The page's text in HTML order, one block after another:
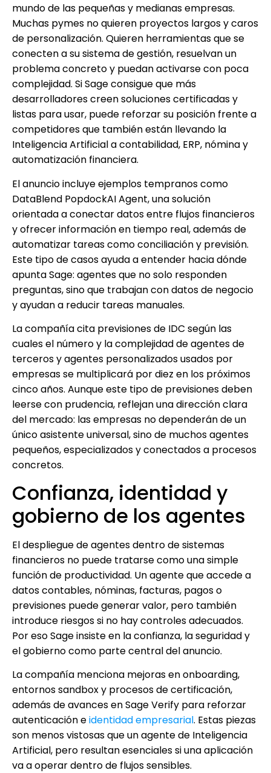
mundo de las pequeñas y medianas empresas.
Muchas pymes no quieren proyectos largos y caros
de personalización. Quieren herramientas que se
conecten a su sistema de gestión, resuelvan un
problema concreto y puedan activarse con poca
complejidad. Si Sage consigue que más
desarrolladores creen soluciones certificadas y
listas para usar, puede reforzar su posición frente a
competidores que también están llevando la
Inteligencia Artificial a contabilidad, ERP, nómina y
automatización financiera.
El anuncio incluye ejemplos tempranos como
DataBlend PopdockAI Agent, una solución
orientada a conectar datos entre flujos financieros
y ofrecer información en tiempo real, además de
automatizar tareas como conciliación y previsión.
Este tipo de casos ayuda a entender hacia dónde
apunta Sage: agentes que no solo responden
preguntas, sino que trabajan con datos de negocio
y ayudan a reducir tareas manuales.
La compañía cita previsiones de IDC según las
cuales el número y la complejidad de agentes de
terceros y agentes personalizados usados por
empresas se multiplicará por diez en los próximos
cinco años. Aunque este tipo de previsiones deben
leerse con prudencia, reflejan una dirección clara
del mercado: las empresas no dependerán de un
único asistente universal, sino de muchos agentes
pequeños, especializados y conectados a procesos
concretos.
Confianza, identidad y
gobierno de los agentes
El despliegue de agentes dentro de sistemas
financieros no puede tratarse como una simple
función de productividad. Un agente que accede a
datos contables, nóminas, facturas, pagos o
previsiones puede generar valor, pero también
introduce riesgos si no hay controles adecuados.
Por eso Sage insiste en la confianza, la seguridad y
el gobierno como parte central del anuncio.
La compañía menciona mejoras en onboarding,
entornos sandbox y procesos de certificación,
además de avances en Sage Verify para reforzar
autenticación eidentidad empresarial. Estas piezas
son menos vistosas que un agente de Inteligencia
Artificial, pero resultan esenciales si una aplicación
va a operar dentro de flujos sensibles.